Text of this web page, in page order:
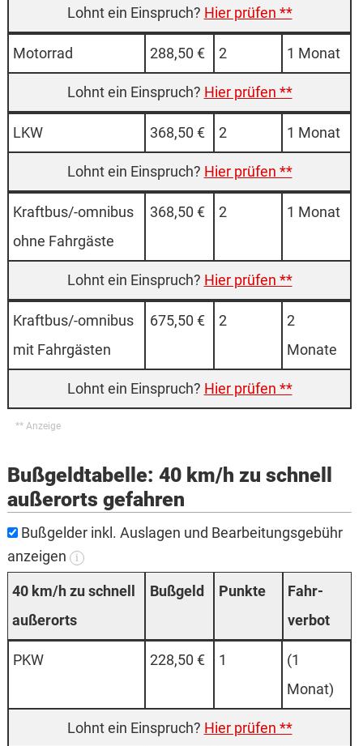
Hier prüfen **
Motor­rad 288,50 € 2 1 Monat
Hier prüfen **
LKW 368,50 € 2 1 Monat
Hier prüfen **
Kraft­bus/-omni­bus
ohne Fahr­gäste
368,50 € 2 1 Monat
Hier prüfen **
Kraft­bus/-omni­bus
mit Fahr­gästen
675,50 € 2
2
Monate
Hier prüfen **
Bußgeldtabelle: 40 km/h zu schnell
außerorts gefahren
Bußgelder inkl. Auslagen und Bearbeitungsgebühr
anzeigen
i
40 km/h zu schnell
außer­orts
Buß­­geld Punk­te
Fahr­
verbot
PKW 228,50 € 1
(1
Monat)
Hier prüfen **